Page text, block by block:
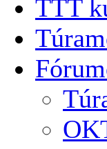
TTT